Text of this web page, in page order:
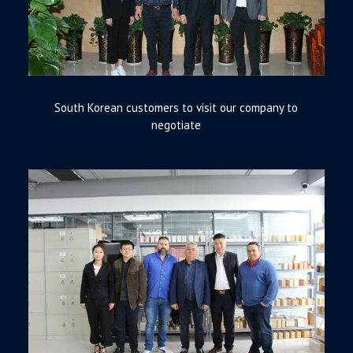
South Korean customers to visit our company to
negotiate